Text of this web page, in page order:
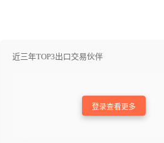
近三年TOP3出口交易伙伴
登录查看更多